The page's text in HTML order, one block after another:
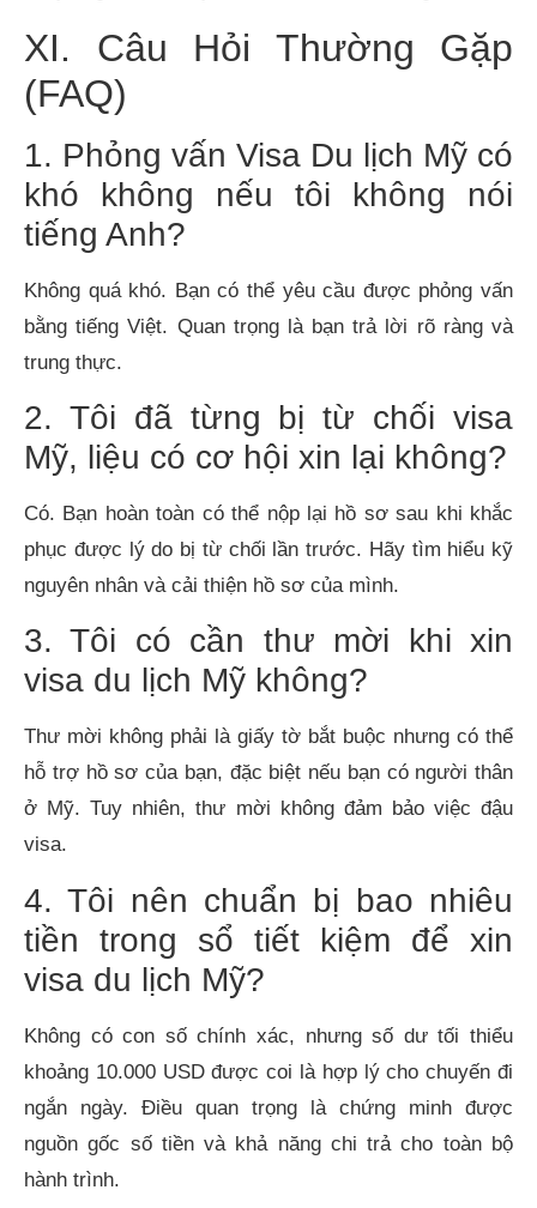
XI. Câu Hỏi Thường Gặp
(FAQ)
1. Phỏng vấn Visa Du lịch Mỹ có
khó không nếu tôi không nói
tiếng Anh?
Không quá khó. Bạn có thể yêu cầu được phỏng vấn
bằng tiếng Việt. Quan trọng là bạn trả lời rõ ràng và
trung thực.
2. Tôi đã từng bị từ chối visa
Mỹ, liệu có cơ hội xin lại không?
Có. Bạn hoàn toàn có thể nộp lại hồ sơ sau khi khắc
phục được lý do bị từ chối lần trước. Hãy tìm hiểu kỹ
nguyên nhân và cải thiện hồ sơ của mình.
3. Tôi có cần thư mời khi xin
visa du lịch Mỹ không?
Thư mời không phải là giấy tờ bắt buộc nhưng có thể
hỗ trợ hồ sơ của bạn, đặc biệt nếu bạn có người thân
ở Mỹ. Tuy nhiên, thư mời không đảm bảo việc đậu
visa.
4. Tôi nên chuẩn bị bao nhiêu
tiền trong sổ tiết kiệm để xin
visa du lịch Mỹ?
Không có con số chính xác, nhưng số dư tối thiểu
khoảng 10.000 USD được coi là hợp lý cho chuyến đi
ngắn ngày. Điều quan trọng là chứng minh được
nguồn gốc số tiền và khả năng chi trả cho toàn bộ
hành trình.